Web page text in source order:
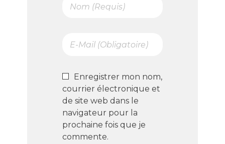
Enregistrer mon nom,
courrier électronique et
de site web dans le
navigateur pour la
prochaine fois que je
commente.